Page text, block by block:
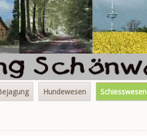
Hundewesen Schiesswesen